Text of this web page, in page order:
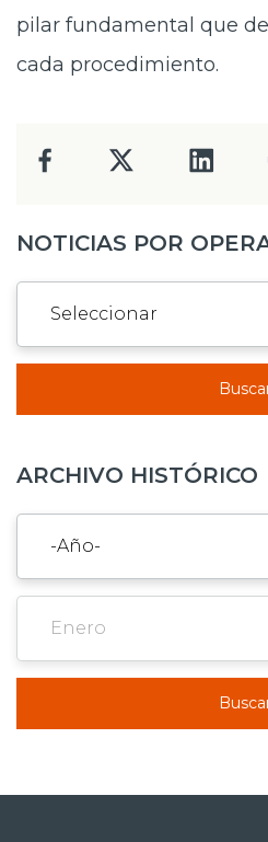
pilar fundamental que
cada procedimiento.
NOTICIAS POR
ARCHIVO HISTÓRICO